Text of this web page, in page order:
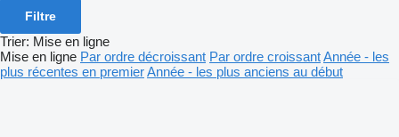
Filtre
Trier: Mise en ligne
Mise en ligne Par ordre décroissant Par ordre croissantAnnée - les
plus récentes en premierAnnée - les plus anciens au début